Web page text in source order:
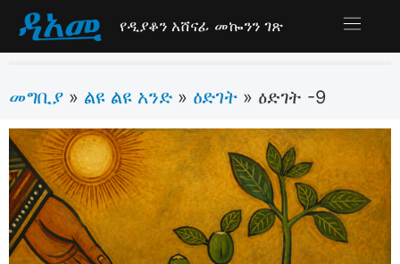
የዲያቆን አሸናፊ መኰንን ገጽ
መግቢያ » ልዩ ልዩ አንድ » ዕድገት » ዕድገት -9